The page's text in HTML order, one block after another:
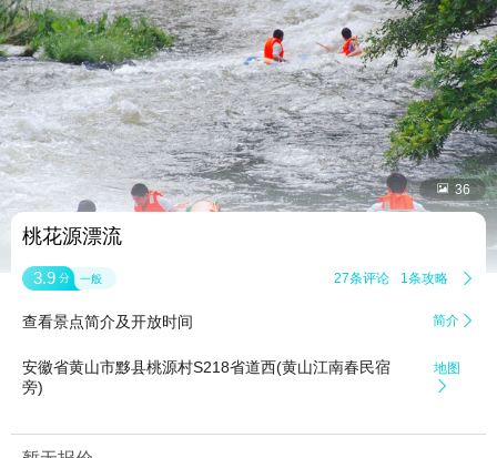
 36
桃花源漂流
3.9 分 一般 27条评论 1条攻略 
查看景点简介及开放时间 简介 
安徽省黄山市黟县桃源村S218省道西(黄山江南春民宿
旁)
地图

